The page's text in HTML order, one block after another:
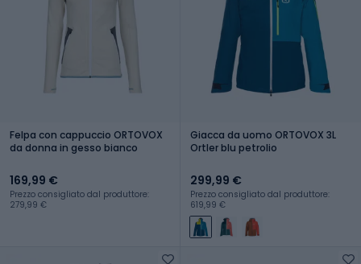
Felpa con cappuccio ORTOVOX
da donna in gesso bianco
169,99 €
Prezzo consigliato dal produttore:
279,99 €
Giacca da uomo ORTOVOX 3L
Ortler blu petrolio
299,99 €
Prezzo consigliato dal produttore:
619,99 €